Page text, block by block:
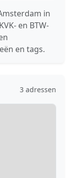
in
en BTW-
en tags.
3 adressen